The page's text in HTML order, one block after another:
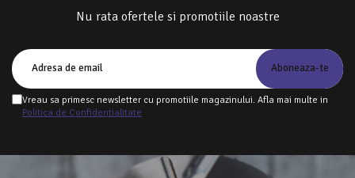
Nu rata ofertele si promotiile noastre
Vreau sa primesc newsletter cu promotiile magazinului. Afla mai multe in
Politica de Confidentialitate